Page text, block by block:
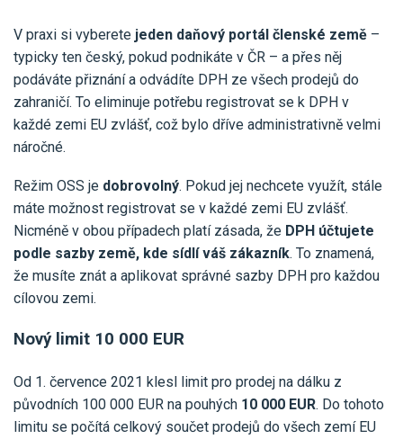
V praxi si vyberete jeden daňový portál členské země –
typicky ten český, pokud podnikáte v ČR – a přes něj
podáváte přiznání a odvádíte DPH ze všech prodejů do
zahraničí. To eliminuje potřebu registrovat se k DPH v
každé zemi EU zvlášť, což bylo dříve administrativně velmi
náročné.
Režim OSS je dobrovolný. Pokud jej nechcete využít, stále
máte možnost registrovat se v každé zemi EU zvlášť.
Nicméně v obou případech platí zásada, že DPH účtujete
podle sazby země, kde sídlí váš zákazník. To znamená,
že musíte znát a aplikovat správné sazby DPH pro každou
cílovou zemi.
Nový limit 10 000 EUR
Od 1. července 2021 klesl limit pro prodej na dálku z
původních 100 000 EUR na pouhých 10 000 EUR. Do tohoto
limitu se počítá celkový součet prodejů do všech zemí EU